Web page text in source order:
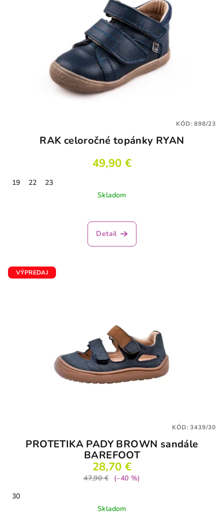
RAK celoročné topánky RYAN
49,90 €
19 22
23
Skladom
Detail
KÓD:898/23
VÝPREDAJ
PROTETIKA PADY BROWN sandále
BAREFOOT
28,70 €
47,90 €
(–40 %)
30
Skladom
KÓD:3439/30